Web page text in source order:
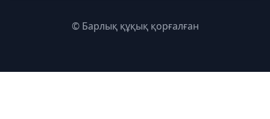
© Барлық құқық қорғалған